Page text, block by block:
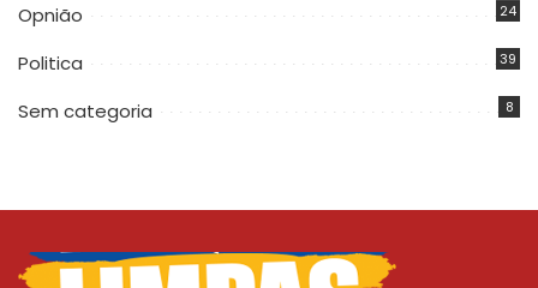
Opnião 24
Politica 39
Sem categoria 8